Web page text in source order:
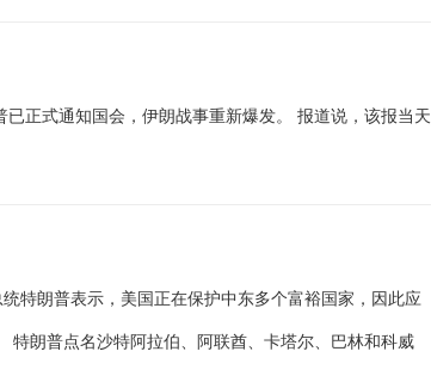
正式通知国会，伊朗战事重新爆发。 报道说，该报当天
特朗普表示，美国正在保护中东多个富裕国家，因此应
特朗普点名沙特阿拉伯、阿联酋、卡塔尔、巴林和科威